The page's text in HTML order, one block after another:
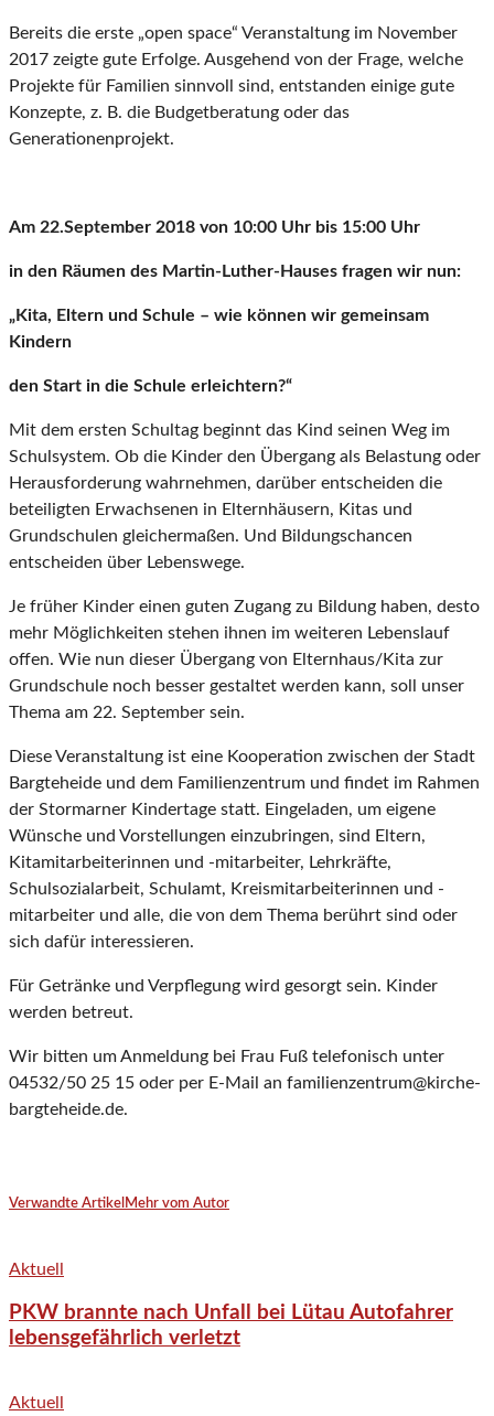
Bereits die erste „open space“ Veranstaltung im November
2017 zeigte gute Erfolge. Ausgehend von der Frage, welche
Projekte für Familien sinnvoll sind, entstanden einige gute
Konzepte, z. B. die Budgetberatung oder das
Generationenprojekt.
Am 22.September 2018 von 10:00 Uhr bis 15:00 Uhr
in den Räumen des Martin-Luther-Hauses fragen wir nun:
„Kita, Eltern und Schule – wie können wir gemeinsam
Kindern
den Start in die Schule erleichtern?“
Mit dem ersten Schultag beginnt das Kind seinen Weg im
Schulsystem. Ob die Kinder den Übergang als Belastung oder
Herausforderung wahrnehmen, darüber entscheiden die
beteiligten Erwachsenen in Elternhäusern, Kitas und
Grundschulen gleichermaßen. Und Bildungschancen
entscheiden über Lebenswege.
Je früher Kinder einen guten Zugang zu Bildung haben, desto
mehr Möglichkeiten stehen ihnen im weiteren Lebenslauf
offen. Wie nun dieser Übergang von Elternhaus/Kita zur
Grundschule noch besser gestaltet werden kann, soll unser
Thema am 22. September sein.
Diese Veranstaltung ist eine Kooperation zwischen der Stadt
Bargteheide und dem Familienzentrum und findet im Rahmen
der Stormarner Kindertage statt. Eingeladen, um eigene
Wünsche und Vorstellungen einzubringen, sind Eltern,
Kitamitarbeiterinnen und -mitarbeiter, Lehrkräfte,
Schulsozialarbeit, Schulamt, Kreismitarbeiterinnen und -
mitarbeiter und alle, die von dem Thema berührt sind oder
sich dafür interessieren.
Für Getränke und Verpflegung wird gesorgt sein. Kinder
werden betreut.
Wir bitten um Anmeldung bei Frau Fuß telefonisch unter
04532/50 25 15 oder per E-Mail an familienzentrum@kirche-
bargteheide.de.
Verwandte Artikel Mehr vom Autor
Aktuell
PKW brannte nach Unfall bei Lütau Autofahrer
lebensgefährlich verletzt
Aktuell